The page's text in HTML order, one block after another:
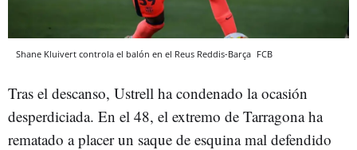
Shane Kluivert controla el balón en el Reus Reddis-Barça FCB
Tras el descanso, Ustrell ha condenado la ocasión
desperdiciada. En el 48, el extremo de Tarragona ha
rematado a placer un saque de esquina mal defendido